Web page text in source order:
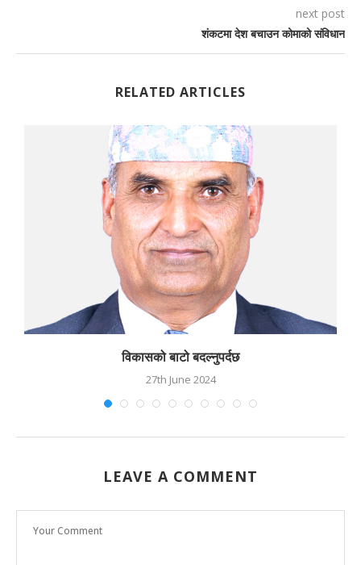
next post
शंकटमा देश बचाउन कोमाको संविधान
RELATED ARTICLES
विकासको बाटो बदल्नुपर्दछ
27th June 2024
LEAVE A COMMENT